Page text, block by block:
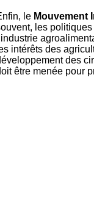
le Mouvement
les
intérêts des
des
être menée pour